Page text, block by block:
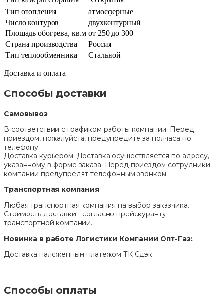
Тип отопления
атмосферные
Число контуров
двухконтурный
Площадь обогрева, кв.м от 250 до 300
Страна производства
Россия
Тип теплообменника
Стальной
Доставка и оплата
Способы доставки
Самовывоз
В соответствии с графиком работы компании. Перед
приездом, пожалуйста, предупредите за полчаса по
телефону.
Доставка курьером. Доставка осуществляется по адресу,
указанному в форме заказа. Перед приездом сотрудники
компании предупредят телефонным звонком.
Транспортная компания
Любая транспортная компания на выбор заказчика.
Стоимость доставки - согласно прейскуранту
транспортной компании.
Новинка в работе Логистики Компании Опт-Газ:
Доставка наложенным платежом ТК Сдэк
Способы оплаты